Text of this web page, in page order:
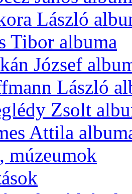
László
Tibor albuma
József
László
Zsolt
Attila
múzeumok